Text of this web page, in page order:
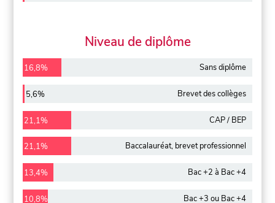
Niveau de diplôme
16,8% Sans diplôme
5,6% Brevet des collèges
21,1% CAP / BEP
21,1% Baccalauréat, brevet professionnel
13,4% Bac +2 à Bac +4
10,8% Bac +3 ou Bac +4